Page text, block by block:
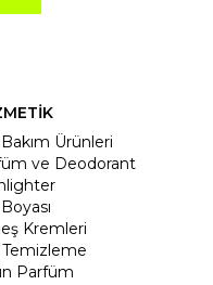
Ürünleri
ve Deodorant
Kremleri
Parfüm